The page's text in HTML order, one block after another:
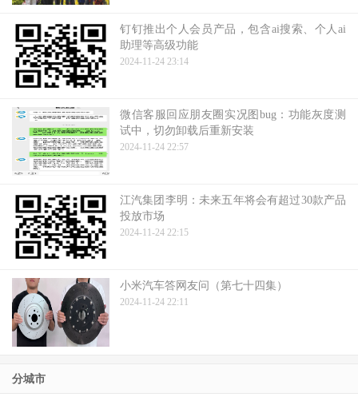
钉钉推出个人会员产品，包含ai搜索、个人ai
助理等高级功能
2024-11-24 23:14
微信客服回应朋友圈实况图bug：功能灰度测
试中，切勿卸载后重新安装
2024-11-24 22:57
江汽集团李明：未来五年将会有超过30款产品
投放市场
2024-11-24 22:15
小米汽车答网友问（第七十四集）
2024-11-24 22:11
分城市